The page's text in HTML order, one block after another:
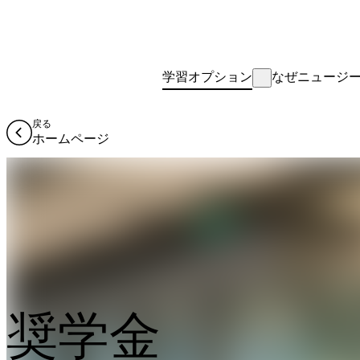
学習オプション なぜニュージ
戻る
ホームページ
奨学金